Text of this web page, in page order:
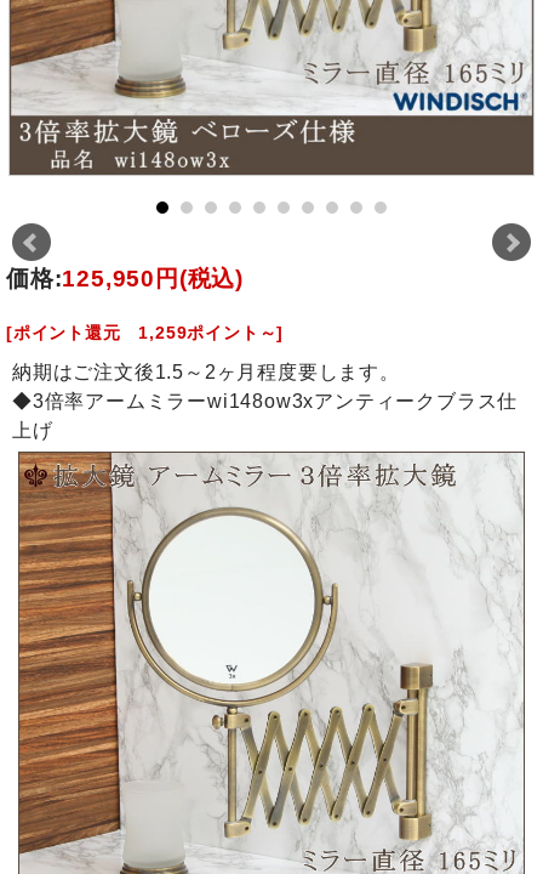
価格:125,950円 (税込)
[ポイント還元 1,259ポイント～]
納期はご注文後1.5～2ヶ月程度要します。
◆3倍率アームミラーwi148ow3xアンティークブラス仕
上げ